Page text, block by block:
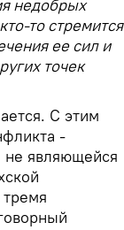
недобрых
то стремится
ее сил и
точек
С этим
-
являющейся